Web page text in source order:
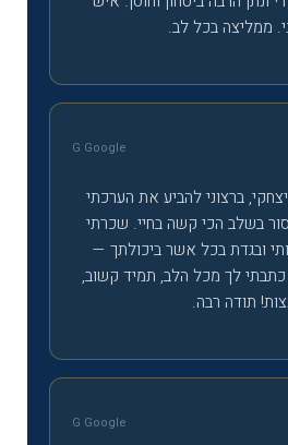
ממליצה בכל לב.
G Google
ברצוני להביע את הערכתי
בשלב הכי קשה בחיי. שכרתי
ובגדת בכל אשר ביכולתך —
לך מכל הלב, תמיד קשוב,
תודה רבה.
G Google